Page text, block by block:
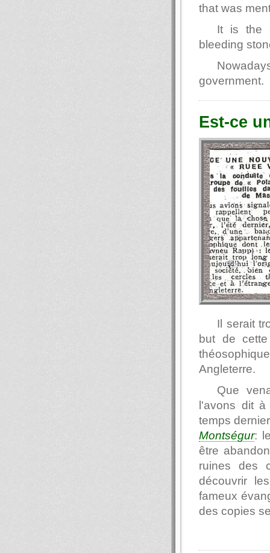
that was
It is the
bleeding
government.
Est-ce
Il serait
but de
Angleterre.
Que
l'avons dit
temps
Montségur:
être
ruines des
découvrir
fameux
des copies